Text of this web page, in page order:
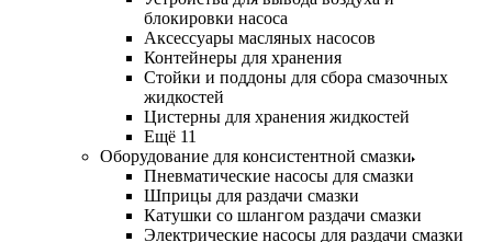
блокировки насоса
Аксессуары масляных насосов
Контейнеры для хранения
Стойки и поддоны для сбора смазочных
жидкостей
Цистерны для хранения жидкостей
Ещё 11
Оборудование для консистентной смазки
Пневматические насосы для смазки
Шприцы для раздачи смазки
Катушки со шлангом раздачи смазки
Электрические насосы для раздачи смазки